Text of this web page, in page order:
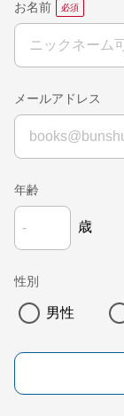
お名前
メールアドレス
年齢
歳
性別
男性